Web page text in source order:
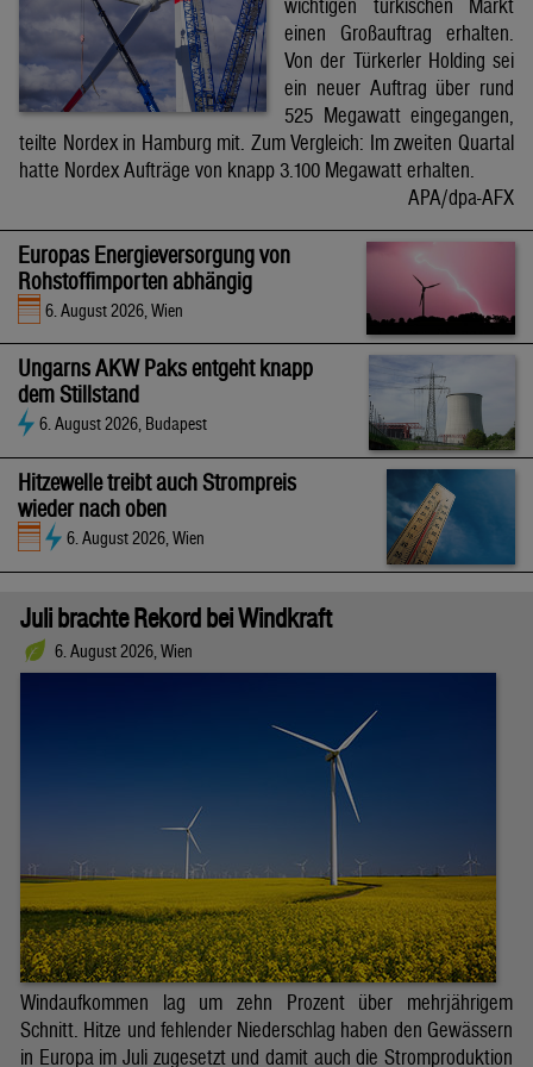
wichtigen türkischen Markt
einen Großauftrag erhalten.
Von der Türkerler Holding sei
ein neuer Auftrag über rund
525 Megawatt eingegangen,
teilte Nordex in Hamburg mit. Zum Vergleich: Im zweiten Quartal
hatte Nordex Aufträge von knapp 3.100 Megawatt erhalten.
APA/dpa-AFX
Europas Energieversorgung von
Rohstoffimporten abhängig
6. August 2026, Wien
Ungarns AKW Paks entgeht knapp
dem Stillstand
6. August 2026, Budapest
Hitzewelle treibt auch Strompreis
wieder nach oben
6. August 2026, Wien
Juli brachte Rekord bei Windkraft
6. August 2026, Wien
Windaufkommen lag um zehn Prozent über mehrjährigem
Schnitt. Hitze und fehlender Niederschlag haben den Gewässern
in Europa im Juli zugesetzt und damit auch die Stromproduktion